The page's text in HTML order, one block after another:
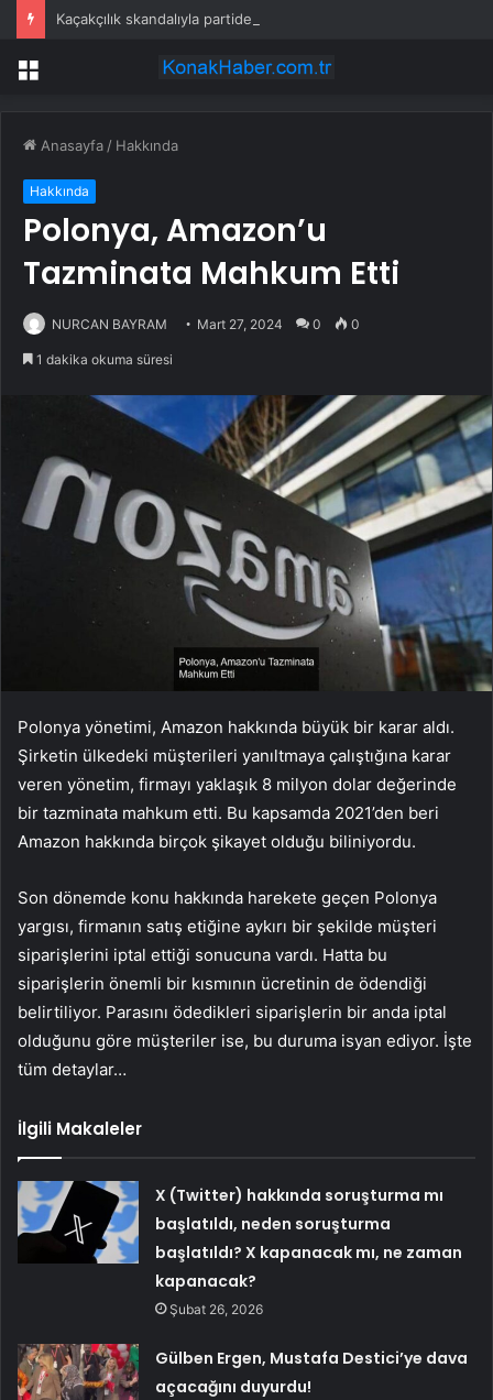
Menü
Anasayfa / Hakkında
Hakkında
Polonya, Amazon’u
Tazminata Mahkum Etti
NURCAN BAYRAM Mart 27, 2024 0 0
1 dakika okuma süresi
Polonya yönetimi, Amazon hakkında büyük bir karar aldı.
Şirketin ülkedeki müşterileri yanıltmaya çalıştığına karar
veren yönetim, firmayı yaklaşık 8 milyon dolar değerinde
bir tazminata mahkum etti. Bu kapsamda 2021’den beri
Amazon hakkında birçok şikayet olduğu biliniyordu.
Son dönemde konu hakkında harekete geçen Polonya
yargısı, firmanın satış etiğine aykırı bir şekilde müşteri
siparişlerini iptal ettiği sonucuna vardı. Hatta bu
siparişlerin önemli bir kısmının ücretinin de ödendiği
belirtiliyor. Parasını ödedikleri siparişlerin bir anda iptal
olduğunu göre müşteriler ise, bu duruma isyan ediyor. İşte
tüm detaylar…
İlgili Makaleler
X (Twitter) hakkında soruşturma mı
başlatıldı, neden soruşturma
başlatıldı? X kapanacak mı, ne zaman
kapanacak?
Şubat 26, 2026
Gülben Ergen, Mustafa Destici’ye dava
açacağını duyurdu!